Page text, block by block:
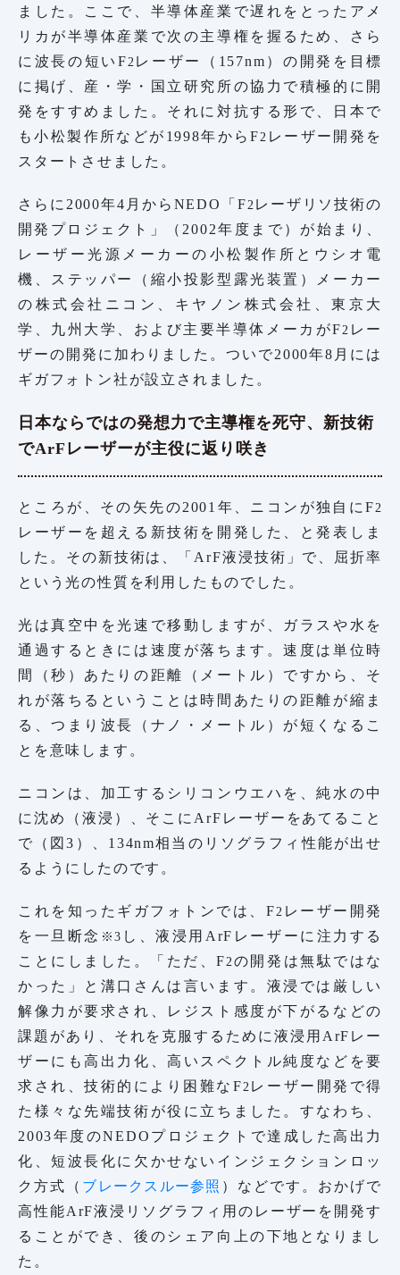
ました。ここで、半導体産業で遅れをとったアメ
リカが半導体産業で次の主導権を握るため、さら
に波長の短いF 2 レーザー（157nm）の開発を目標
に掲げ、産・学・国立研究所の協力で積極的に開
発をすすめました。それに対抗する形で、日本で
も小松製作所などが1998年からF 2 レーザー開発を
スタートさせました。
さらに2000年4月からNEDO「F 2 レーザリソ技術の
開発プロジェクト」（2002年度まで）が始まり、
レーザー光源メーカーの小松製作所とウシオ電
機、ステッパー（縮小投影型露光装置）メーカー
の株式会社ニコン、キヤノン株式会社、東京大
学、九州大学、および主要半導体メーカがF 2 レー
ザーの開発に加わりました。ついで2000年8月には
ギガフォトン社が設立されました。
日本ならではの発想力で主導権を死守、新技術
でArFレーザーが主役に返り咲き
ところが、その矢先の2001年、ニコンが独自にF 2
レーザーを超える新技術を開発した、と発表しま
した。その新技術は、「ArF液浸技術」で、屈折率
という光の性質を利用したものでした。
光は真空中を光速で移動しますが、ガラスや水を
通過するときには速度が落ちます。速度は単位時
間（秒）あたりの距離（メートル）ですから、そ
れが落ちるということは時間あたりの距離が縮ま
る、つまり波長（ナノ・メートル）が短くなるこ
とを意味します。
ニコンは、加工するシリコンウエハを、純水の中
に沈め（液浸）、そこにArFレーザーをあてること
で（図3）、134nm相当のリソグラフィ性能が出せ
るようにしたのです。
これを知ったギガフォトンでは、F 2 レーザー開発
を一旦断念 ※3 し、液浸用ArFレーザーに注力する
ことにしました。「ただ、F 2 の開発は無駄ではな
かった」と溝口さんは言います。液浸では厳しい
解像力が要求され、レジスト感度が下がるなどの
課題があり、それを克服するために液浸用ArFレー
ザーにも高出力化、高いスペクトル純度などを要
求され、技術的により困難なF 2 レーザー開発で得
た様々な先端技術が役に立ちました。すなわち、
2003年度のNEDOプロジェクトで達成した高出力
化、短波長化に欠かせないインジェクションロッ
ク方式（ ブレークスルー参照 ）などです。おかげで
高性能ArF液浸リソグラフィ用のレーザーを開発す
ることができ、後のシェア向上の下地となりまし
た。